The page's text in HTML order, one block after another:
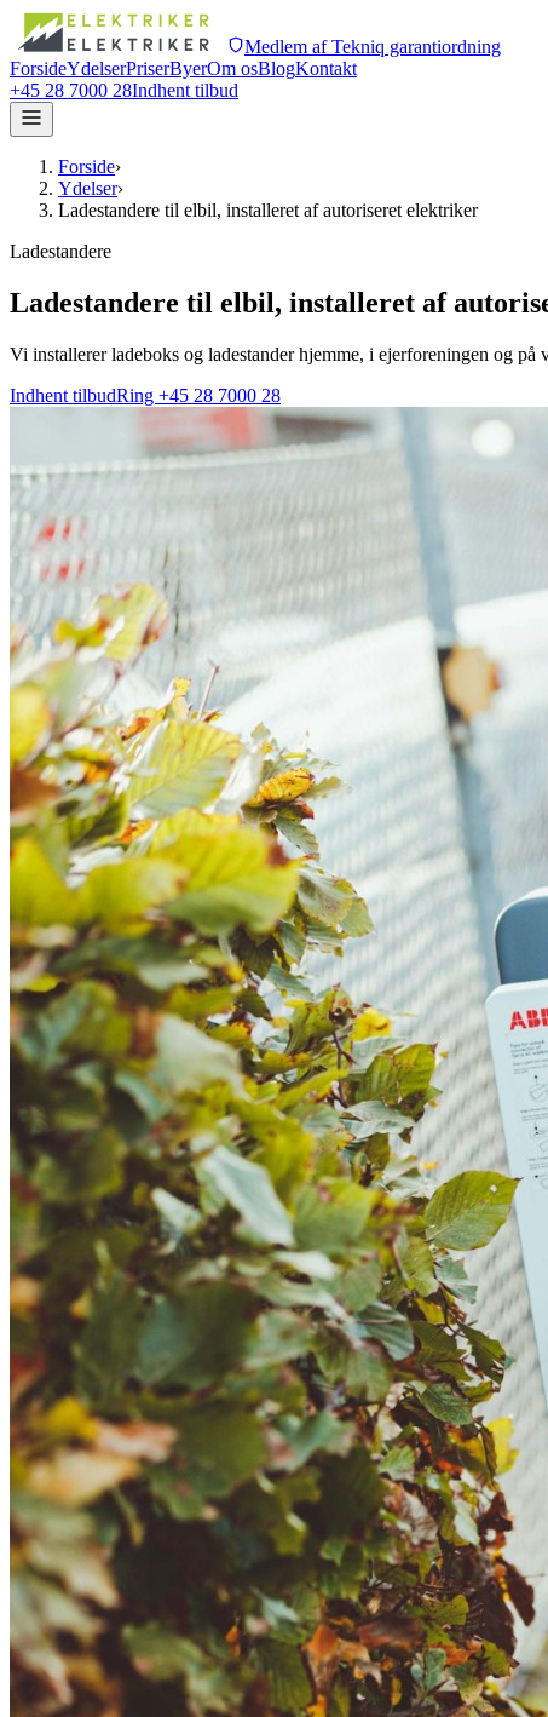
Medlem af Tekniq garantiordning
ForsideYdelserPriserByerOm osBlogKontakt
+45 28 7000 28Indhent tilbud
Forside›
Ydelser›
Ladestandere til elbil, installeret af autoriseret elektriker
Ladestandere
Ladestandere til elbil, installeret af
Vi installerer ladeboks og ladestander hjemme, i ejerforeningen og
Indhent tilbudRing +45 28 7000 28